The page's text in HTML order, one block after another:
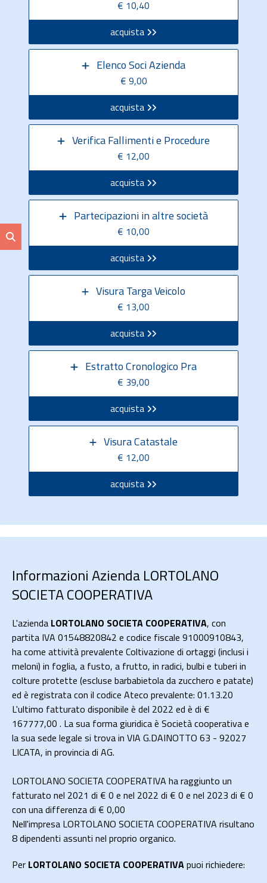
€ 10,40
acquista
Elenco Soci Azienda
€ 9,00
acquista
Verifica Fallimenti e Procedure
€ 12,00
acquista
Partecipazioni in altre società
€ 10,00
acquista
Visura Targa Veicolo
€ 13,00
acquista
Estratto Cronologico Pra
€ 39,00
acquista
Visura Catastale
€ 12,00
acquista
Informazioni Azienda LORTOLANO
SOCIETA COOPERATIVA
L'azienda LORTOLANO SOCIETA COOPERATIVA, con
partita IVA 01548820842 e codice fiscale 91000910843,
ha come attività prevalente Coltivazione di ortaggi (inclusi i
meloni) in foglia, a fusto, a frutto, in radici, bulbi e tuberi in
colture protette (escluse barbabietola da zucchero e patate)
ed è registrata con il codice Ateco prevalente: 01.13.20
L'ultimo fatturato disponibile è del 2022 ed è di €
167777,00 . La sua forma giuridica è Società cooperativa e
la sua sede legale si trova in VIA G.DAINOTTO 63 - 92027
LICATA, in provincia di AG.
LORTOLANO SOCIETA COOPERATIVA ha raggiunto un
fatturato nel 2021 di € 0 e nel 2022 di € 0 e nel 2023 di € 0
con una differenza di € 0,00
Nell'impresa LORTOLANO SOCIETA COOPERATIVA risultano
8 dipendenti assunti nel proprio organico.
Per LORTOLANO SOCIETA COOPERATIVApuoi richiedere: